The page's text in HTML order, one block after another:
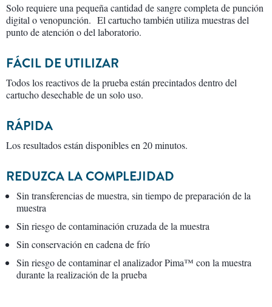
Solo requiere una pequeña cantidad de sangre completa de punción
digital o venopunción. El cartucho también utiliza muestras del
punto de atención o del laboratorio.
FÁCIL DE UTILIZAR
Todos los reactivos de la prueba están precintados dentro del
cartucho desechable de un solo uso.
RÁPIDA
Los resultados están disponibles en 20 minutos.
REDUZCA LA COMPLEJIDAD
Sin transferencias de muestra, sin tiempo de preparación de la
muestra
Sin riesgo de contaminación cruzada de la muestra
Sin conservación en cadena de frío
Sin riesgo de contaminar el analizador Pima™ con la muestra
durante la realización de la prueba